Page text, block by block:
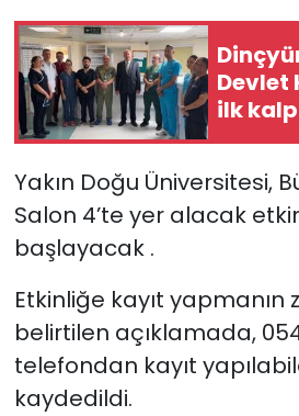
Devlet
ilk
Yakın Doğu Üniversitesi,
Salon 4’te yer alacak
başlayacak .
Etkinliğe kayıt yapmanın
belirtilen açıklamada,
telefondan kayıt
kaydedildi.